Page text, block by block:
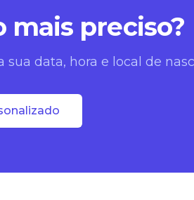
mais preciso?
data, hora e local de